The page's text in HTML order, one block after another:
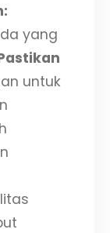
yang
untuk